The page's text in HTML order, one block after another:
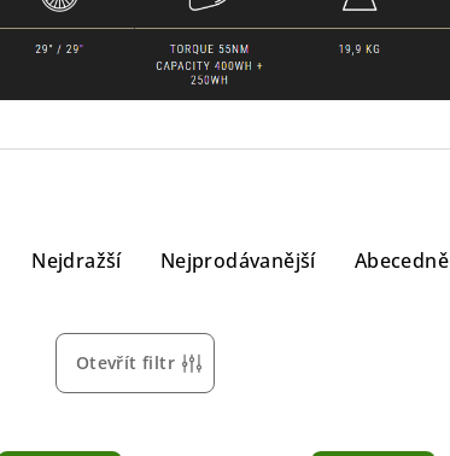
Nejdražší Nejprodávanější Abecedně
Otevřít filtr